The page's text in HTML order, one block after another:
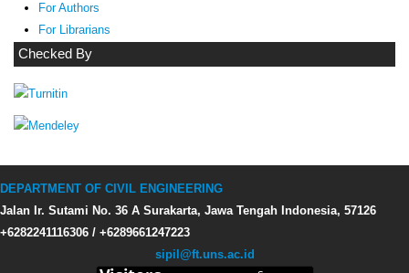
For Authors
For Librarians
Checked By
DEPARTMENT OF CIVIL ENGINEERING
Jalan Ir. Sutami No. 36 A Surakarta, Jawa Tengah Indonesia, 57126
+6282241116306 / +6289661247223
sipil@ft.uns.ac.id